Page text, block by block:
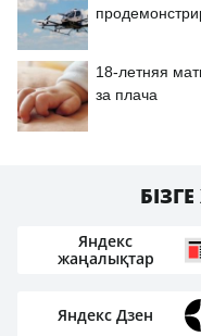
18-летняя
за плача
Яндекс
жаңалықтар
Яндекс Дзен